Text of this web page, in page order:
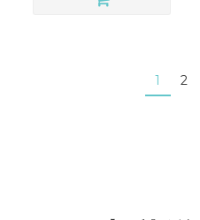
1 2